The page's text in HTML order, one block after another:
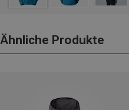
Ähnliche Produkte